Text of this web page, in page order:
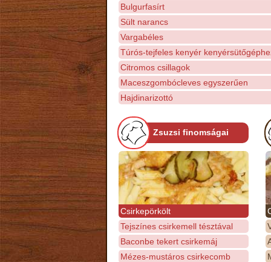
Bulgurfasírt
Sült narancs
Vargabéles
Túrós-tejfeles kenyér
Citromos csillagok
Maceszgombócleves egyszerűen
Hajdinarizottó
Zsuzsi finomságai
Csirkepörkölt
Tejszínes csirkemell tésztával
Baconbe tekert csirkemáj
Mézes-mustáros csirkecomb